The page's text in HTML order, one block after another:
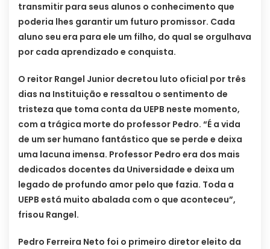
transmitir para seus alunos o conhecimento que
poderia lhes garantir um futuro promissor. Cada
aluno seu era para ele um filho, do qual se orgulhava
por cada aprendizado e conquista.
O reitor Rangel Junior decretou luto oficial por três
dias na Instituição e ressaltou o sentimento de
tristeza que toma conta da UEPB neste momento,
com a trágica morte do professor Pedro. “É a vida
de um ser humano fantástico que se perde e deixa
uma lacuna imensa. Professor Pedro era dos mais
dedicados docentes da Universidade e deixa um
legado de profundo amor pelo que fazia. Toda a
UEPB está muito abalada com o que aconteceu”,
frisou Rangel.
Pedro Ferreira Neto foi o primeiro diretor eleito da